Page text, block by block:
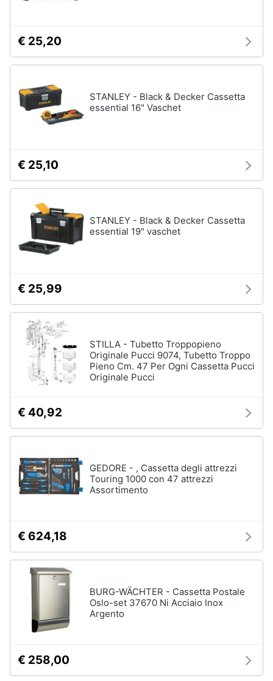
€ 25,20
STANLEY - Black & Decker Cassetta
essential 16" Vaschet
€ 25,10
STANLEY - Black & Decker Cassetta
essential 19" vaschet
€ 25,99
STILLA - Tubetto Troppopieno
Originale Pucci 9074, Tubetto Troppo
Pieno Cm. 47 Per Ogni Cassetta Pucci
Originale Pucci
€ 40,92
GEDORE - , Cassetta degli attrezzi
Touring 1000 con 47 attrezzi
Assortimento
€ 624,18
BURG-WÄCHTER - Cassetta Postale
Oslo-set 37670 Ni Acciaio Inox
Argento
€ 258,00